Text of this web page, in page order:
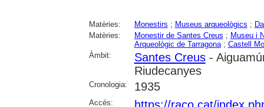
Matèries: Monestirs ; Museus arqueològics ;
Matèries:
Monestir de Santes Creus ; Museu i
Arqueològic de Tarragona; Castell
Àmbit:
Santes Creus-
Riudecanyes
Cronologia: 1935
Accés: